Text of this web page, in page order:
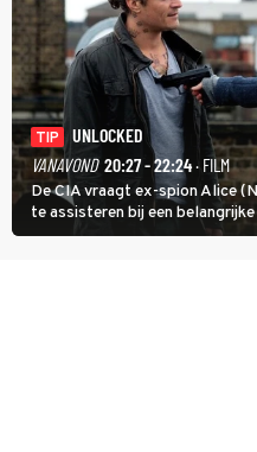
TIP
UNLOCKED
VANAVOND 20:27 - 22:24· FILM
De CIA vraagt ex-spion Alice
te assisteren bij een
degene die haar aanstelde